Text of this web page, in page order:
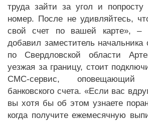
труда зайти за угол и попросту
номер. После не удивляйтесь,
свой счет по вашей карте», –
добавил заместитель
по Свердловской области
уезжая за границу, стоит
СМС-сервис,
банковского счета. «Если вас
вы хотя бы об этом узнаете
когда получите ежемесячную